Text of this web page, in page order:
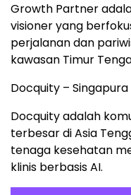
Growth Partner
visioner yang
perjalanan dan
kawasan Timur
Docquity – Singapura
Docquity adalah
terbesar di Asia
tenaga kesehatan
klinis berbasis AI.